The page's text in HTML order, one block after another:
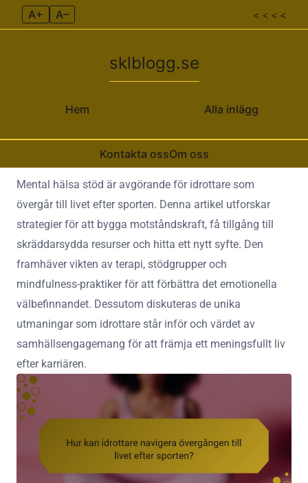
A+ A– < < < <
Hem
sklblogg.se
Alla inlägg
Kontakta ossOm oss
Mental hälsa stöd är avgörande för idrottare som
övergår till livet efter sporten. Denna artikel utforskar
strategier för att bygga motståndskraft, få tillgång till
skräddarsydda resurser och hitta ett nytt syfte. Den
framhäver vikten av terapi, stödgrupper och
mindfulness-praktiker för att förbättra det emotionella
välbefinnandet. Dessutom diskuteras de unika
utmaningar som idrottare står inför och värdet av
samhällsengagemang för att främja ett meningsfullt liv
efter karriären.